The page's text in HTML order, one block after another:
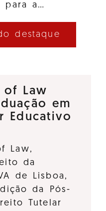
para a…
destaque
of Law
em
Educativo
Law,
da
de Lisboa,
da Pós-
Tutelar